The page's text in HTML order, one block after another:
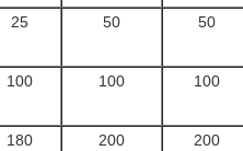
25 50 50
100 100 100
180 200 200